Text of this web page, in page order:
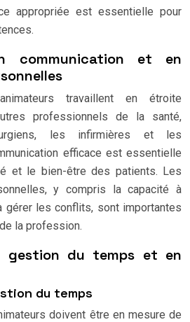
appropriée est essentielle pour
communication et en
travaillent en étroite
professionnels de la santé,
les infirmières et les
efficace est essentielle
et le bien-être des patients. Les
y compris la capacité à
gérer les conflits, sont importantes
la profession.
gestion du temps et en
du temps
doivent être en mesure de